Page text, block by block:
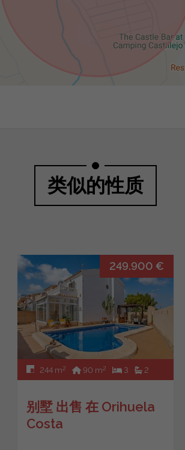
类似的性质
249.900 €
244 m2 90 m2 3 2
别墅 出售 在 Orihuela
Costa